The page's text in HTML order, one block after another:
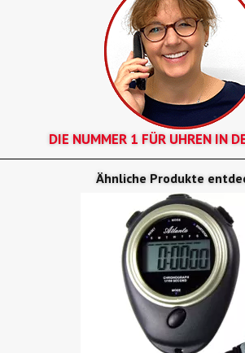
DIE NUMMER 1 FÜR UHREN IN
Ähnliche Produkte